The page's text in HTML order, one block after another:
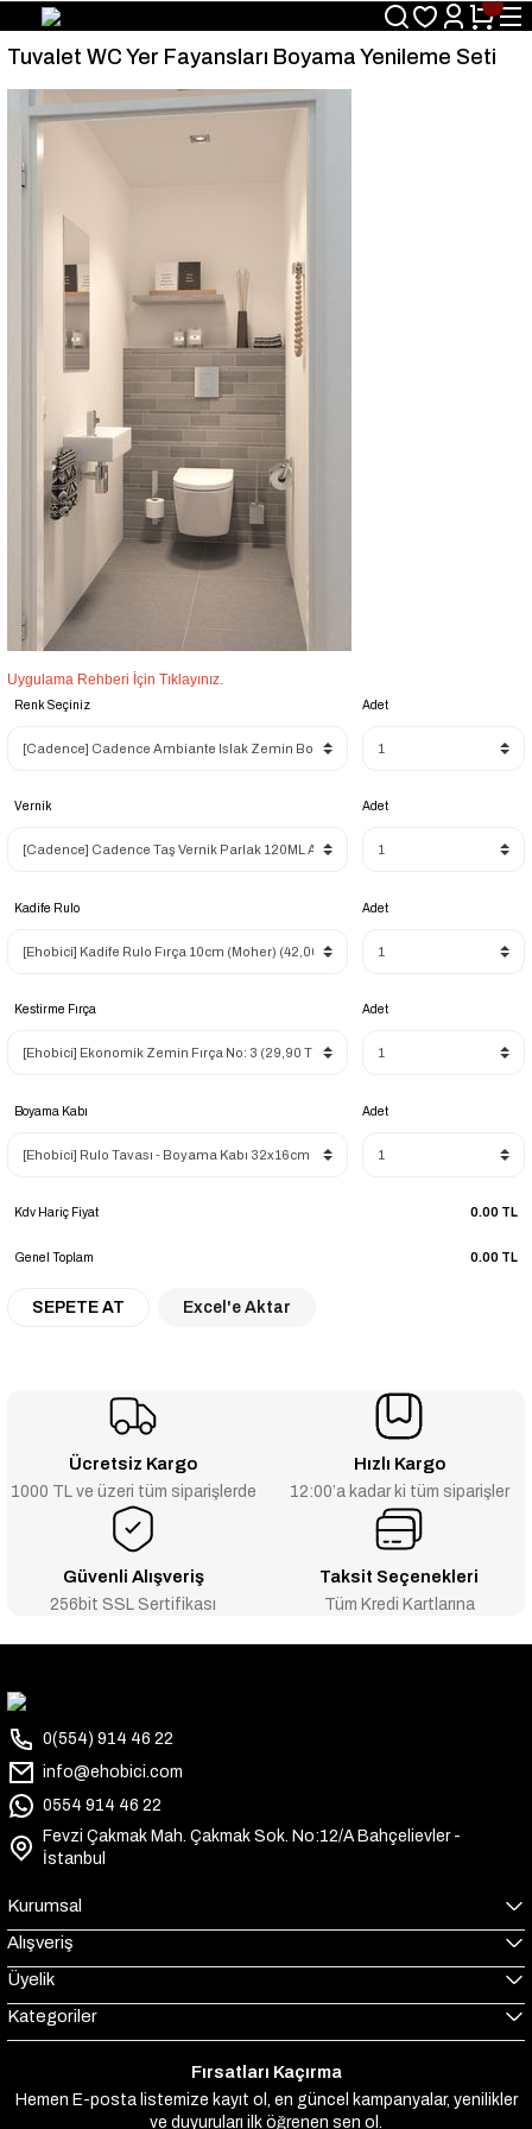
Size Özel "HG10" Kodu ile Sepette Hemen %10 İndirim Fırsatını
Kaçırmayın!
Tuvalet WC Yer Fayansları Boyama Yenileme Seti
Uygulama Rehberi İçin Tıklayınız.
Renk Seçiniz Adet
Vernik Adet
Kadife Rulo Adet
Kestirme Fırça Adet
Boyama Kabı Adet
Kdv Hariç Fiyat 0.00 TL
Genel Toplam 0.00 TL
SEPETE AT Excel'e Aktar
Ücretsiz Kargo
1000 TL ve üzeri tüm siparişlerde
Hızlı Kargo
12:00’a kadar ki tüm siparişler
Güvenli Alışveriş
256bit SSL Sertifikası
Taksit Seçenekleri
Tüm Kredi Kartlarına
0(554) 914 46 22
info@ehobici.com
0554 914 46 22
Fevzi Çakmak Mah. Çakmak Sok. No:12/A Bahçelievler -
İstanbul
Kurumsal
Alışveriş
Üyelik
Kategoriler
Fırsatları Kaçırma
Hemen E-posta listemize kayıt ol, en güncel kampanyalar, yenilikler
ve duyuruları ilk öğrenen sen ol.